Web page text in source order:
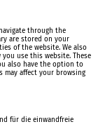
through the
are stored on your
of the website. We also
use this website. These
also have the option to
may affect your browsing
für die einwandfreie